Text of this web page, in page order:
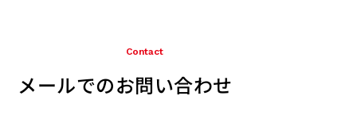
Contact
メールでのお問い合わせ